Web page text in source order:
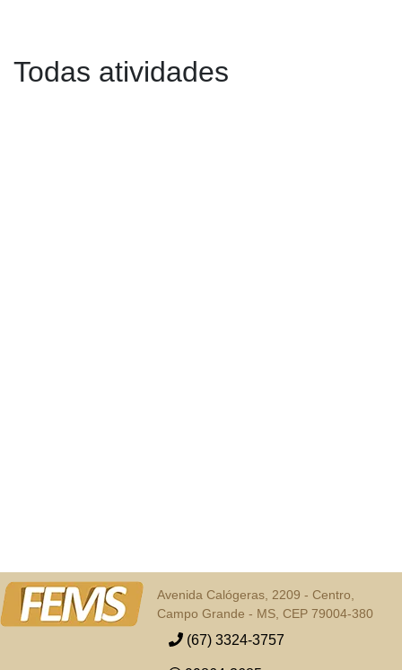
Todas atividades
Avenida Calógeras, 2209 - Centro,
Campo Grande - MS, CEP 79004-380
(67) 3324-3757